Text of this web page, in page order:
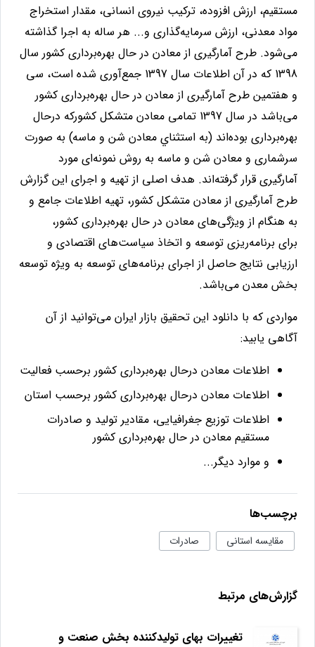
مستقیم، ارزش افزوده، ترکیب نیروی انسانی، مقدار استخراج
مواد معدنی، ارزش سرمایه‌گذاری و... هر ساله به اجرا گذاشته
می‌شود. طرح آمارگیری از معادن در حال بهره‌برداری کشور سال
1398 که در آن اطلاعات سال 1397 جمع‌آوری شده است، سی
و هفتمین طرح آمارگیری از معادن در حال بهره‌برداری کشور
می‌باشد در سال 1397 تمامی معادن متشکل کشورکه درحال
بهره‌برداری بوده‌اند (به استثناي معادن شن و ماسه) به صورت
سرشماری و معادن شن و ماسه به روش نمونه‌ای مورد
آمارگیری قرار گرفته‌اند. هدف اصلی از تهیه و اجرای این گزارش
طرح آمارگیری از معادن متشکل کشور، تهیه اطلاعات جامع و
به هنگام از ویژگی‌های معادن در حال بهره‌برداری کشور،
برای برنامه‌ریزی توسعه و اتخاذ سیاست‌های اقتصادی و
ارزیابی نتایج حاصل از اجرای برنامه‌های توسعه به ویژه توسعه
بخش معدن می‌باشد.
مواردی که با دانلود این تحقیق بازار ایران می‌توانید از آن
آگاهی یابید:
اطلاعات معادن درحال بهره‌برداری کشور برحسب فعالیت
اطلاعات معادن درحال بهره‌برداری کشور برحسب استان
اطلاعات توزیع جغرافیایی، مقادیر تولید و صادرات
مستقیم معادن در حال بهره‌برداری کشور
و موارد دیگر...
برچسب‌ها
مقایسه استانی صادرات
گزارش‌های مرتبط
تغییرات بهای تولیدکننده بخش صنعت و